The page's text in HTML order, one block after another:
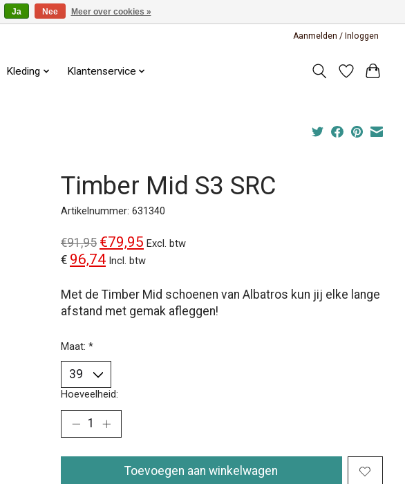
Aanmelden / Inloggen
Kleding Klantenservice
Timber Mid S3 SRC
Artikelnummer: 631340
€91,95 €79,95 Excl. btw
€ 96,74 Incl. btw
Met de Timber Mid schoenen van Albatros kun jij elke lange
afstand met gemak afleggen!
Maat: *
Hoeveelheid:
Toevoegen aan winkelwagen
Ja Nee Meer over cookies »